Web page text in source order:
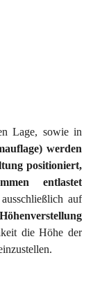
Lage, sowie in
werden
positioniert,
entlastet
auf
die Höhe der